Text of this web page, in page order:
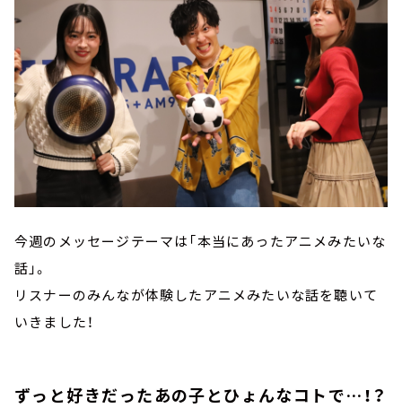
今週のメッセージテーマは「本当にあったアニメみたいな
話」。
リスナーのみんなが体験したアニメみたいな話を聴いて
いきました！
ずっと好きだったあの子とひょんなコトで…！？